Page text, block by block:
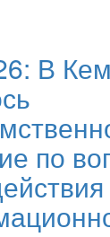
В
по